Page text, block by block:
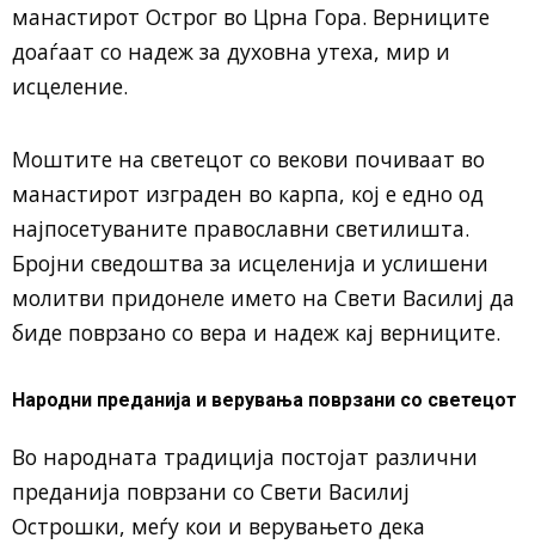
манастирот Острог во Црна Гора. Верниците
доаѓаат со надеж за духовна утеха, мир и
исцеление.
Моштите на светецот со векови почиваат во
манастирот изграден во карпа, кој е едно од
најпосетуваните православни светилишта.
Бројни сведоштва за исцеленија и услишени
молитви придонеле името на Свети Василиј да
биде поврзано со вера и надеж кај верниците.
Народни преданија и верувања поврзани со светецот
Во народната традиција постојат различни
преданија поврзани со Свети Василиј
Острошки, меѓу кои и верувањето дека